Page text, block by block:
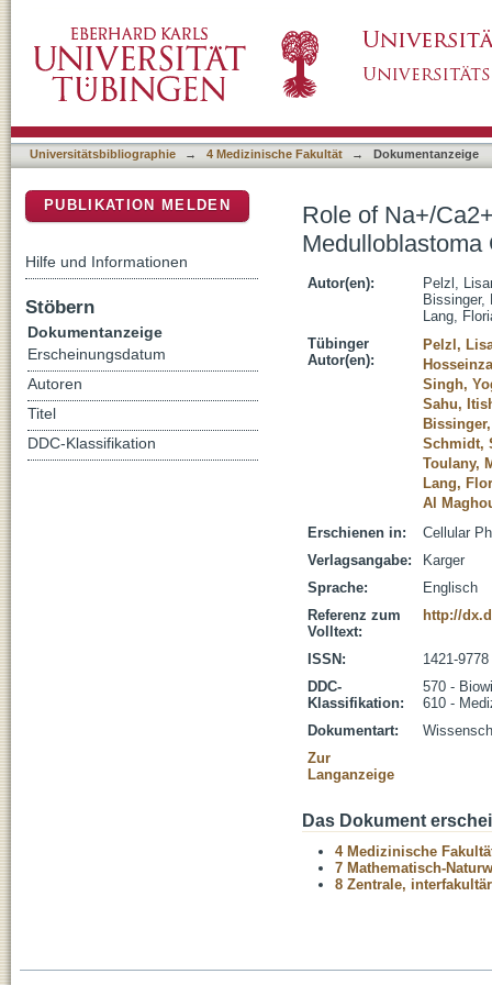
Universitätsbibliographie → 4 Medizinische Fakultät → Dokumentanzeige
Role of Na+/
Medulloblastoma
Autor(en):
Pelzl,
Bissinger,
Lang,
Tübinger
Autor(en):
Pelzl,
Singh,
Sahu,
Schmidt,
Toulany,
Lang,
Al
Erschienen in:
Cellular
Verlagsangabe:
Karger
Sprache:
Englisch
Referenz zum
Volltext:
http://
ISSN:
1421-9778
DDC-
Klassifikation:
570 -
610 -
Dokumentart:
Zur
Langanzeige
Das Dokument
4 Medizinische
7 Mathematisch-
8 Zentrale,
PUBLIKATION MELDEN
Hilfe und Informationen
Stöbern
Dokumentanzeige
Erscheinungsdatum
Autoren
Titel
DDC-Klassifikation